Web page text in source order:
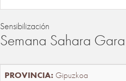
Sensibilización
Semana Sahara
Gipuzkoa